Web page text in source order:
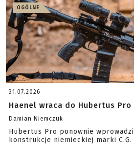
OGÓLNE
31.07.2026
Haenel wraca do Hubertus Pro
Damian Niemczuk
Hubertus Pro ponownie
konstrukcje niemieckiej marki C.G.